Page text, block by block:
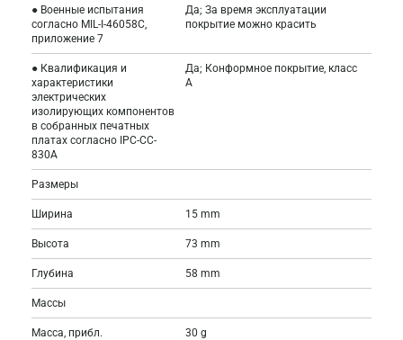
● Военные испытания
согласно MIL-I-46058C,
приложение 7
Да; За время эксплуатации
покрытие можно красить
● Квалификация и
характеристики
электрических
изолирующих компонентов
в собранных печатных
платах согласно IPC-CC-
830A
Да; Конформное покрытие, класс
А
Размеры
Ширина 15 mm
Высота 73 mm
Глубина 58 mm
Массы
Масса, прибл. 30 g